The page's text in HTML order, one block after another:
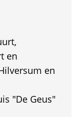
en
en
"De Geus"